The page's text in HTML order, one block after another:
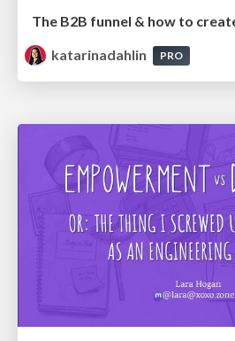
katarinadahlin
PRO